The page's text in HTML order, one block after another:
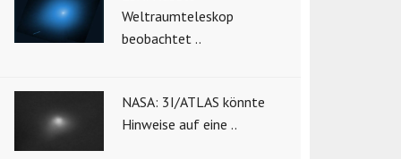
Weltraumteleskop
beobachtet ..
NASA: 3I/ATLAS könnte
Hinweise auf eine ..